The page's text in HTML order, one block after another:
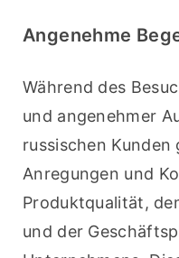
Angenehme
Während des
und angenehmer
russischen
Anregungen und
Produktqualität,
und der